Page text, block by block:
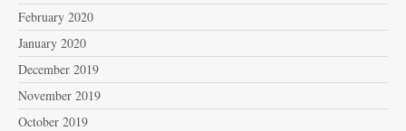
February 2020
January 2020
December 2019
November 2019
October 2019